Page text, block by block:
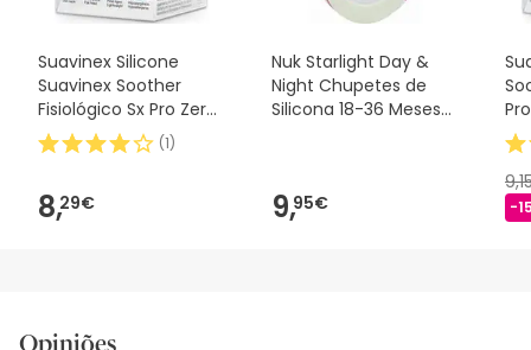
Suavinex Silicone
Suavinex Soother
Fisiológico Sx Pro Zero
2m 1 peça
(1)
8,29€
Nuk Starlight Day &
Night Chupetes de
Silicona 18-36 Meses
9,95€ -
Opiniões